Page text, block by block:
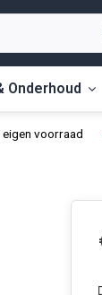
Onderhoud
voorraad